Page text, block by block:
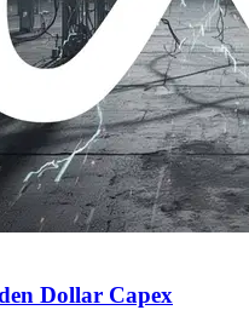
Dollar Capex